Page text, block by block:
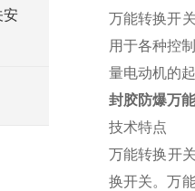
安
万能转换开
用于各种控
量电动机的
封胶防爆万
技术特点
万能转换开
换开关。万